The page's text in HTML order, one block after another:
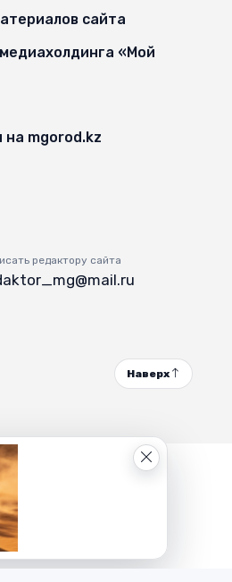
сайта
«Мой
на mgorod.kz
редактору сайта
Наверх